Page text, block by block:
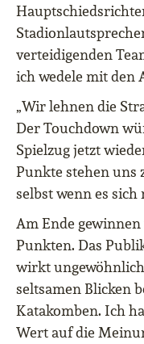
verteidigenden
ich wedele mit den
„Wir lehnen die
Der Touchdown
Spielzug jetzt
Punkte stehen uns
selbst wenn es
Am Ende
Punkten. Das
wirkt
seltsamen Blicken
Katakomben. Ich
Wert auf die